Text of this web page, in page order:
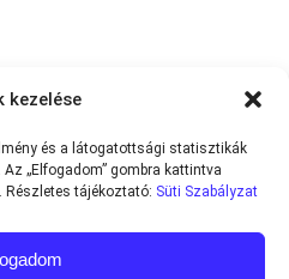
kezelése
és a látogatottsági statisztikák
„Elfogadom” gombra kattintva
tájékoztató: Süti Szabályzat